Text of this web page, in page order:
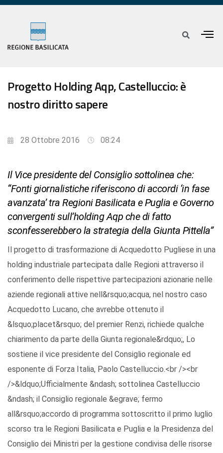
Progetto Holding Aqp, Castelluccio: è
nostro diritto sapere
28 Ottobre 2016 08:24
Il Vice presidente del Consiglio sottolinea che:
“Fonti giornalistiche riferiscono di accordi ‘in fase
avanzata’ tra Regioni Basilicata e Puglia e Governo
convergenti sull’holding Aqp che di fatto
sconfesserebbero la strategia della Giunta Pittella”
Il progetto di trasformazione di Acquedotto Pugliese in una
holding industriale partecipata dalle Regioni attraverso il
conferimento delle rispettive partecipazioni azionarie nelle
aziende regionali attive nell&rsquo;acqua, nel nostro caso
Acquedotto Lucano, che avrebbe ottenuto il
&lsquo;placet&rsquo; del premier Renzi, richiede qualche
chiarimento da parte della Giunta regionale&rdquo;, Lo
sostiene il vice presidente del Consiglio regionale ed
esponente di Forza Italia, Paolo Castelluccio.<br /><br
/>&ldquo;Ufficialmente &ndash; sottolinea Castelluccio
&ndash; il Consiglio regionale &egrave; fermo
all&rsquo;accordo di programma sottoscritto il primo luglio
scorso tra le Regioni Basilicata e Puglia e la Presidenza del
Consiglio dei Ministri per la gestione condivisa delle risorse